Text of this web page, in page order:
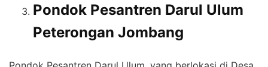
Pondok Pesantren Darul Ulum
Peterongan Jombang